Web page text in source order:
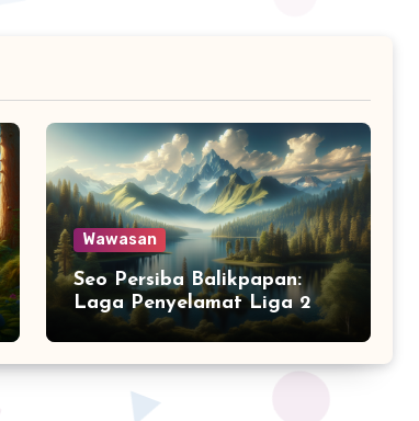
Wawasan
Seo Persiba Balikpapan:
Laga Penyelamat Liga 2